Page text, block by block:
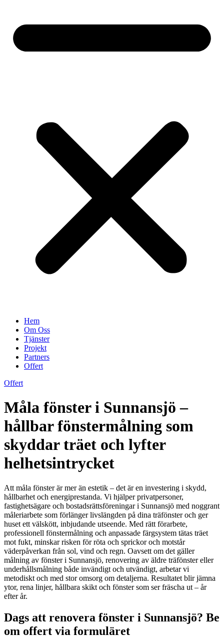
Hem
Om Oss
Tjänster
Projekt
Partners
Offert
Offert
Måla fönster i Sunnansjö –
hållbar fönstermålning som
skyddar träet och lyfter
helhetsintrycket
Att måla fönster är mer än estetik – det är en investering i skydd,
hållbarhet och energiprestanda. Vi hjälper privatpersoner,
fastighetsägare och bostadsrättsföreningar i Sunnansjö med noggrant
måleriarbete som förlänger livslängden på dina träfönster och ger
huset ett välskött, inbjudande utseende. Med rätt förarbete,
professionell fönstermålning och anpassade färgsystem tätas träet
mot fukt, minskar risken för röta och sprickor och motstår
väderpåverkan från sol, vind och regn. Oavsett om det gäller
målning av fönster i Sunnansjö, renovering av äldre träfönster eller
underhållsmålning både invändigt och utvändigt, arbetar vi
metodiskt och med stor omsorg om detaljerna. Resultatet blir jämna
ytor, rena linjer, hållbara skikt och fönster som ser fräscha ut – år
efter år.
Dags att renovera fönster i Sunnansjö? Be
om offert via formuläret